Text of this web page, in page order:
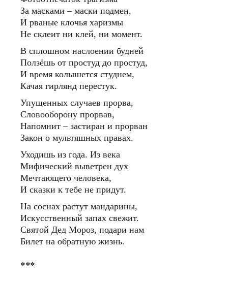
За масками – маски подмен,
И рваные клочья харизмы
Не склеит ни клей, ни момент.
В сплошном наслоении будней
Ползёшь от простуд до простуд,
И время колышется студнем,
Качая гирлянд перестук.
Упущенных случаев прорва,
Словооборону прорвав,
Напомнит – застиран и прорван
Закон о мультяшных правах.
Уходишь из года. Из века
Мифический выветрен дух
Мечтающего человека,
И сказки к тебе не придут.
На соснах растут мандарины,
Искусственный запах свежит.
Святой Дед Мороз, подари нам
Билет на обратную жизнь.
***